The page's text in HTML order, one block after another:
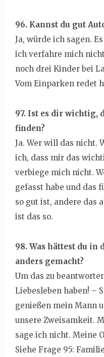
96. Kannst du gut
Ja, würde ich sagen.
ich verfahre mich
noch drei Kinder bei
Vom Einparken redet
97. Ist es dir wichtig,
finden?
Ja. Wer will das nicht.
ich, dass mir das
verbiege mich nicht.
gefasst habe und das
so gut ist, andere das
ist das so.
98. Was hättest du in
anders gemacht?
Um das zu
Liebesleben haben! –
genießen mein Mann
unsere Zweisamkeit.
sage ich nicht. Meine
Siehe Frage 95: